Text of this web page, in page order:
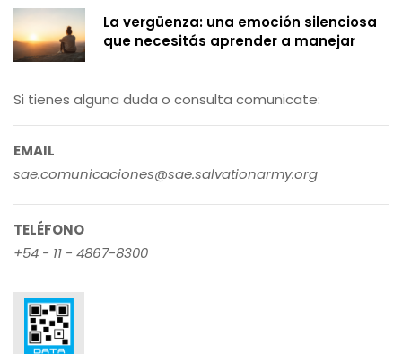
La vergüenza: una emoción silenciosa
que necesitás aprender a manejar
Si tienes alguna duda o consulta comunicate:
EMAIL
sae.comunicaciones@sae.salvationarmy.org
TELÉFONO
+54 - 11 - 4867-8300